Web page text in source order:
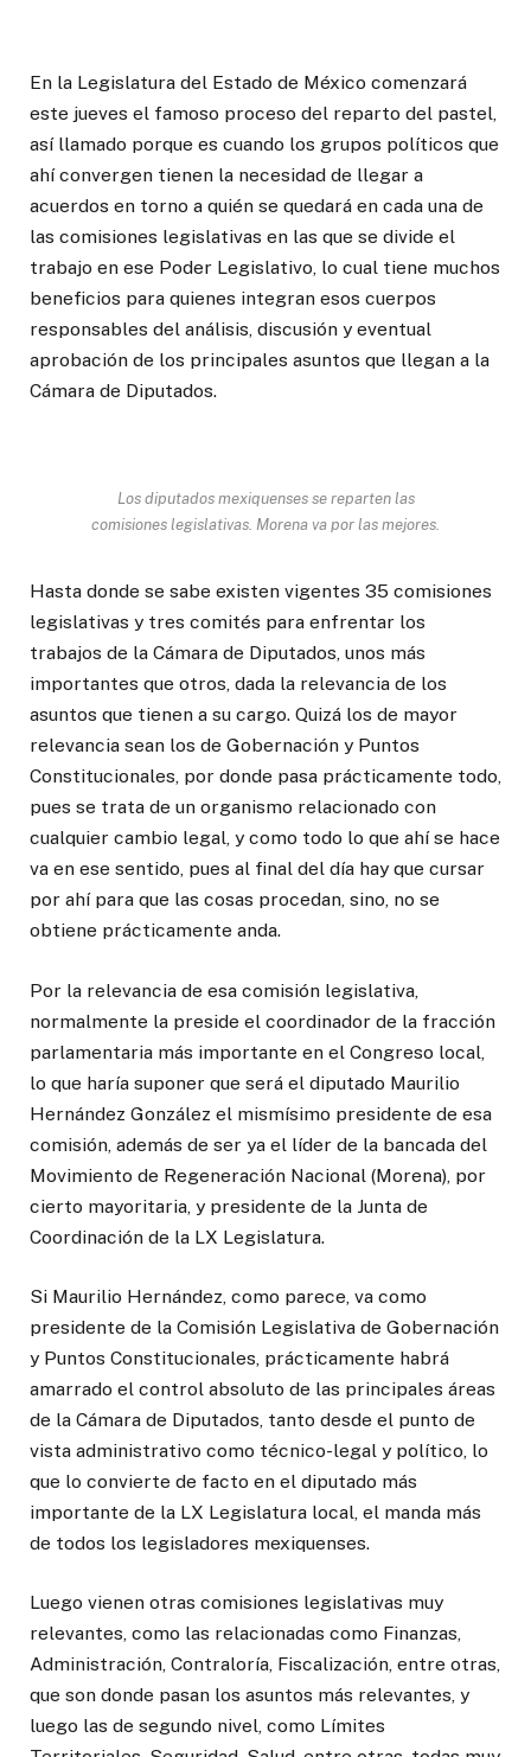
En la Legislatura del Estado de México comenzará
este jueves el famoso proceso del reparto del pastel,
así llamado porque es cuando los grupos políticos que
ahí convergen tienen la necesidad de llegar a
acuerdos en torno a quién se quedará en cada una de
las comisiones legislativas en las que se divide el
trabajo en ese Poder Legislativo, lo cual tiene muchos
beneficios para quienes integran esos cuerpos
responsables del análisis, discusión y eventual
aprobación de los principales asuntos que llegan a la
Cámara de Diputados.
Los diputados mexiquenses se reparten las
comisiones legislativas. Morena va por las mejores.
Hasta donde se sabe existen vigentes 35 comisiones
legislativas y tres comités para enfrentar los
trabajos de la Cámara de Diputados, unos más
importantes que otros, dada la relevancia de los
asuntos que tienen a su cargo. Quizá los de mayor
relevancia sean los de Gobernación y Puntos
Constitucionales, por donde pasa prácticamente todo,
pues se trata de un organismo relacionado con
cualquier cambio legal, y como todo lo que ahí se hace
va en ese sentido, pues al final del día hay que cursar
por ahí para que las cosas procedan, sino, no se
obtiene prácticamente anda.
Por la relevancia de esa comisión legislativa,
normalmente la preside el coordinador de la fracción
parlamentaria más importante en el Congreso local,
lo que haría suponer que será el diputado Maurilio
Hernández González el mismísimo presidente de esa
comisión, además de ser ya el líder de la bancada del
Movimiento de Regeneración Nacional (Morena), por
cierto mayoritaria, y presidente de la Junta de
Coordinación de la LX Legislatura.
Si Maurilio Hernández, como parece, va como
presidente de la Comisión Legislativa de Gobernación
y Puntos Constitucionales, prácticamente habrá
amarrado el control absoluto de las principales áreas
de la Cámara de Diputados, tanto desde el punto de
vista administrativo como técnico-legal y político, lo
que lo convierte de facto en el diputado más
importante de la LX Legislatura local, el manda más
de todos los legisladores mexiquenses.
Luego vienen otras comisiones legislativas muy
relevantes, como las relacionadas como Finanzas,
Administración, Contraloría, Fiscalización, entre otras,
que son donde pasan los asuntos más relevantes, y
luego las de segundo nivel, como Límites